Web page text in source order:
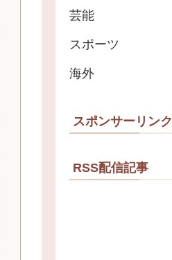
芸能
スポーツ
海外
スポンサーリンク
RSS配信記事